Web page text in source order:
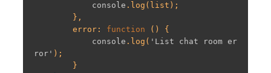
console .log(list);
        error:
function ( ) {
console .log( 'List chat room er
ror' );